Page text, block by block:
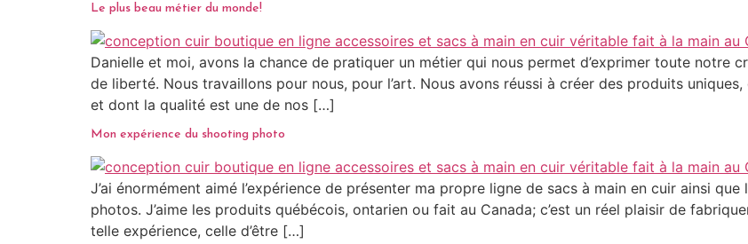
Le plus beau métier du monde!
Danielle et moi, avons la chance de pratiquer un métier qui nous permet d’exprimer toute notre
de liberté. Nous travaillons pour nous, pour l’art. Nous avons réussi à créer des produits
et dont la qualité est une de nos […]
Mon expérience du shooting photo
J’ai énormément aimé l’expérience de présenter ma propre ligne de sacs à main en cuir ainsi
photos. J’aime les produits québécois, ontarien ou fait au Canada; c’est un réel plaisir de
telle expérience, celle d’être […]